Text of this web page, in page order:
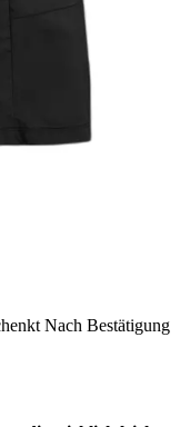
Nach Bestätigung